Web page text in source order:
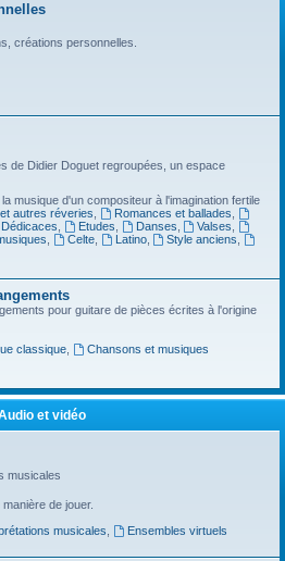
créations personnelles.
de Didier Doguet regroupées, un espace
musique d'un compositeur à l'imagination fertile
autres réveries Romances et ballades
Dédicaces Etudes Danses Valses
Celte, Latino, Style anciens
pour guitare de pièces écrites à l'origine
classique,
Chansons et musiques
et vidéo
musicales
de jouer.
musicales
Ensembles virtuels